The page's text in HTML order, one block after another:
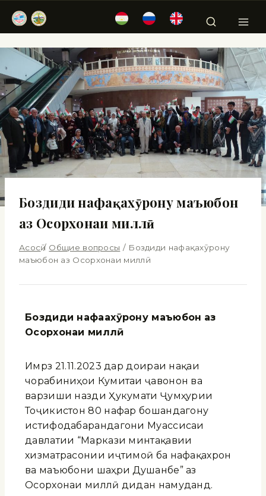
Боздиди нафақахӯрону маъюбон
аз Осорхонаи миллӣ
Асосӣ / Общие вопросы / Боздиди нафақахӯрону
маъюбон аз Осорхонаи миллӣ
Боздиди нафаахӯрону маъюбон аз
Осорхонаи миллӣ
Имрӯз 21.11.2023 дар доираи нақаи
чорабиниҳои Кумитаи ҷавонон ва
варзиши назди Ҳукумати Ҷумҳурии
Тоҷикистон 80 нафар бошандагону
истифодабарандагони Муассисаи
давлатии “Маркази минтақавии
хизматрасонии иҷтимоӣ ба нафақахӯрон
ва маъюбони шаҳри Душанбе” аз
Осорхонаи миллӣ дидан намуданд.